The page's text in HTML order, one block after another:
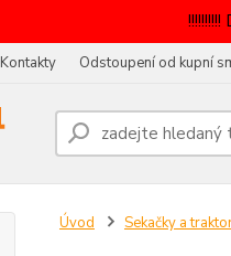
Kontakty Odstoupení od kupní
Úvod Sekačky a